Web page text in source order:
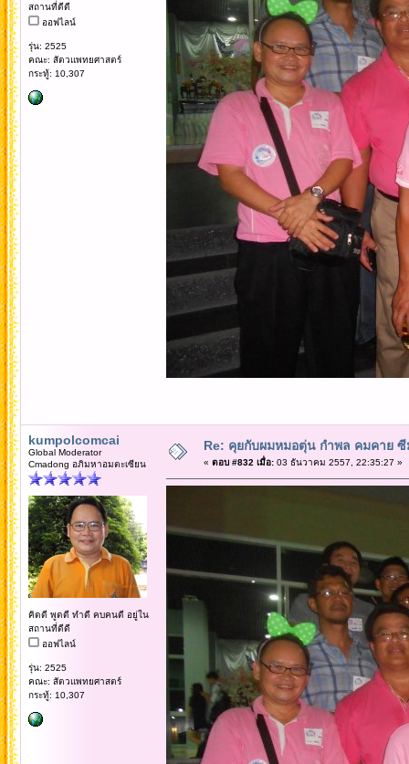
สถานที่ดีดี
ออฟไลน์
รุ่น: 2525
คณะ: สัตวแพทยศาสตร์
กระทู้: 10,307
kumpolcomcai
Global Moderator
Cmadong อภิมหาอมตะเซียน
คิดดี พูดดี ทำดี คบคนดี อยู่ใน
สถานที่ดีดี
ออฟไลน์
รุ่น: 2525
คณะ: สัตวแพทยศาสตร์
กระทู้: 10,307
Re: คุยกับผมหมอตุ่น กำพล คมคาย
« ตอบ #832 เมื่อ:03 ธันวาคม 2557, 22:35:27 »